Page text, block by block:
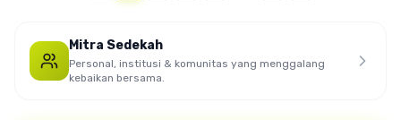
Mitra Sedekah
Personal, institusi & komunitas yang menggalang
kebaikan bersama.